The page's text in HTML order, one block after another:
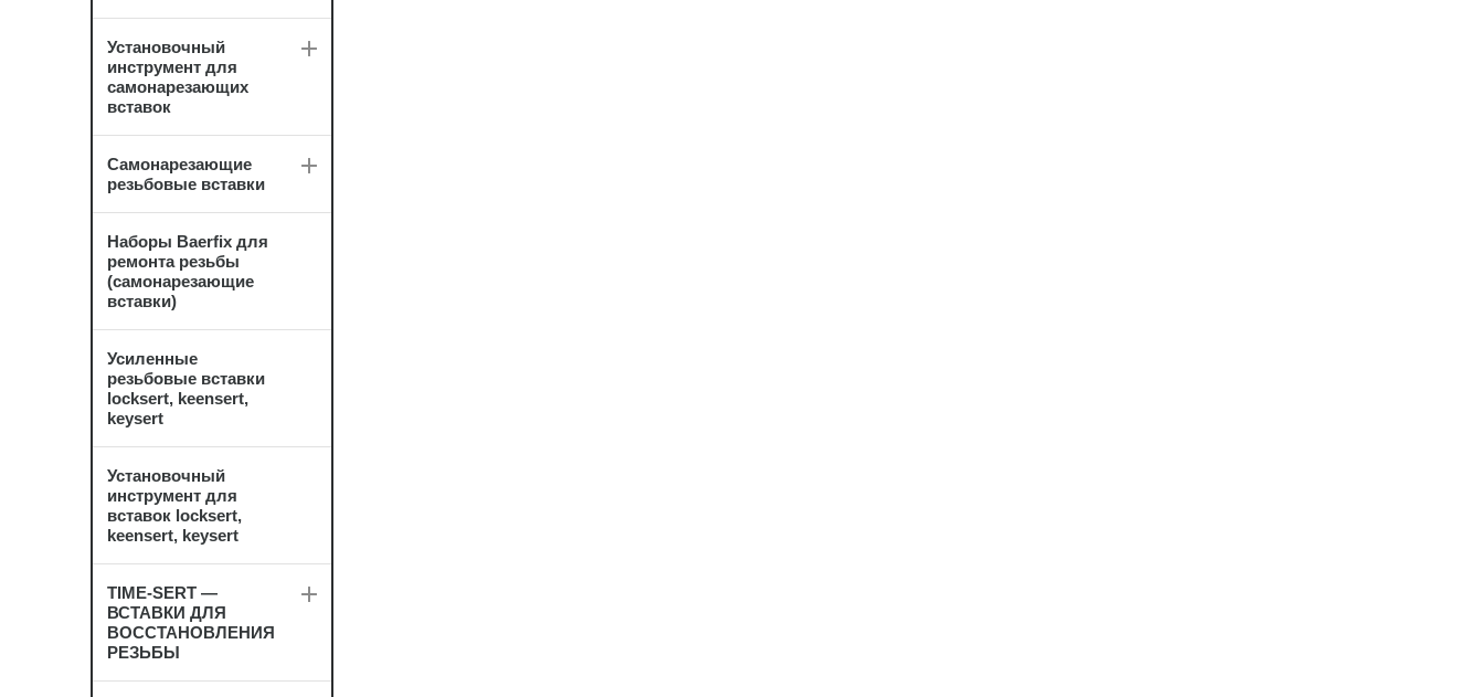
Установочный
инструмент для
самонарезающих
вставок
Самонарезающие
резьбовые вставки
Наборы Baerfix для
ремонта резьбы
(самонарезающие
вставки)
Усиленные
резьбовые вставки
locksert, keensert,
keysert
Установочный
инструмент для
вставок locksert,
keensert, keysert
TIME-SERT —
ВСТАВКИ ДЛЯ
ВОССТАНОВЛЕНИЯ
РЕЗЬБЫ